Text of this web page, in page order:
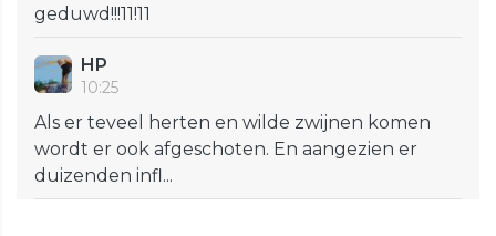
geduwd!!!11!11
HP
10:25
Als er teveel herten en wilde zwijnen komen
wordt er ook afgeschoten. En aangezien er
duizenden infl...